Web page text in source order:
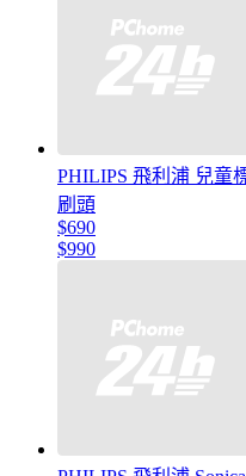
PHILIPS 飛利浦 兒童
刷頭
$690
$990